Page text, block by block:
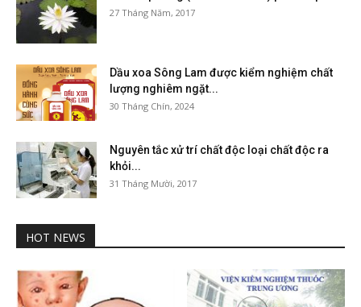
27 Tháng Năm, 2017
Dầu xoa Sông Lam được kiểm nghiệm chất
lượng nghiêm ngặt...
30 Tháng Chín, 2024
Nguyên tắc xử trí chất độc loại chất độc ra
khỏi...
31 Tháng Mười, 2017
HOT NEWS